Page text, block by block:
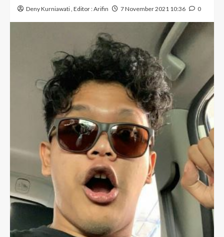
Deny Kurniawati, Editor :Arifin 7 November 2021 10:36 0